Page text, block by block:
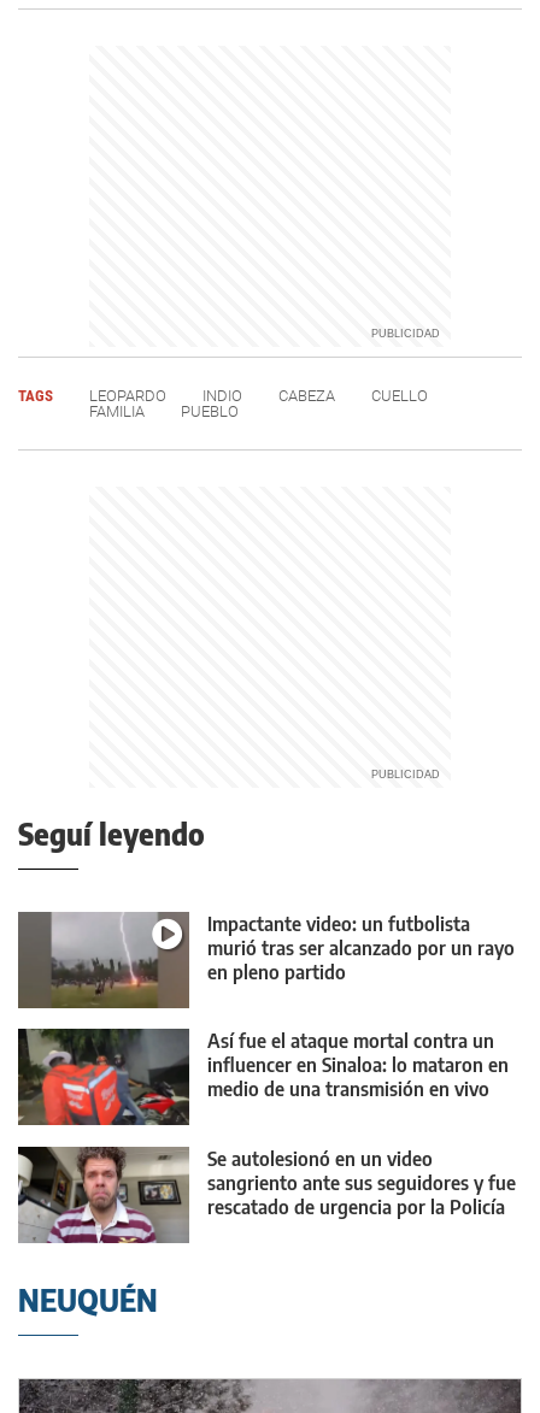
TAGS LEOPARDO INDIO CABEZA
CUELLO
FAMILIA
PUEBLO
Seguí leyendo
Impactante video: un futbolista
murió tras ser alcanzado por un rayo
en pleno partido
Así fue el ataque mortal contra un
influencer en Sinaloa: lo mataron en
medio de una transmisión en vivo
Se autolesionó en un video
sangriento ante sus seguidores y fue
rescatado de urgencia por la Policía
NEUQUÉN